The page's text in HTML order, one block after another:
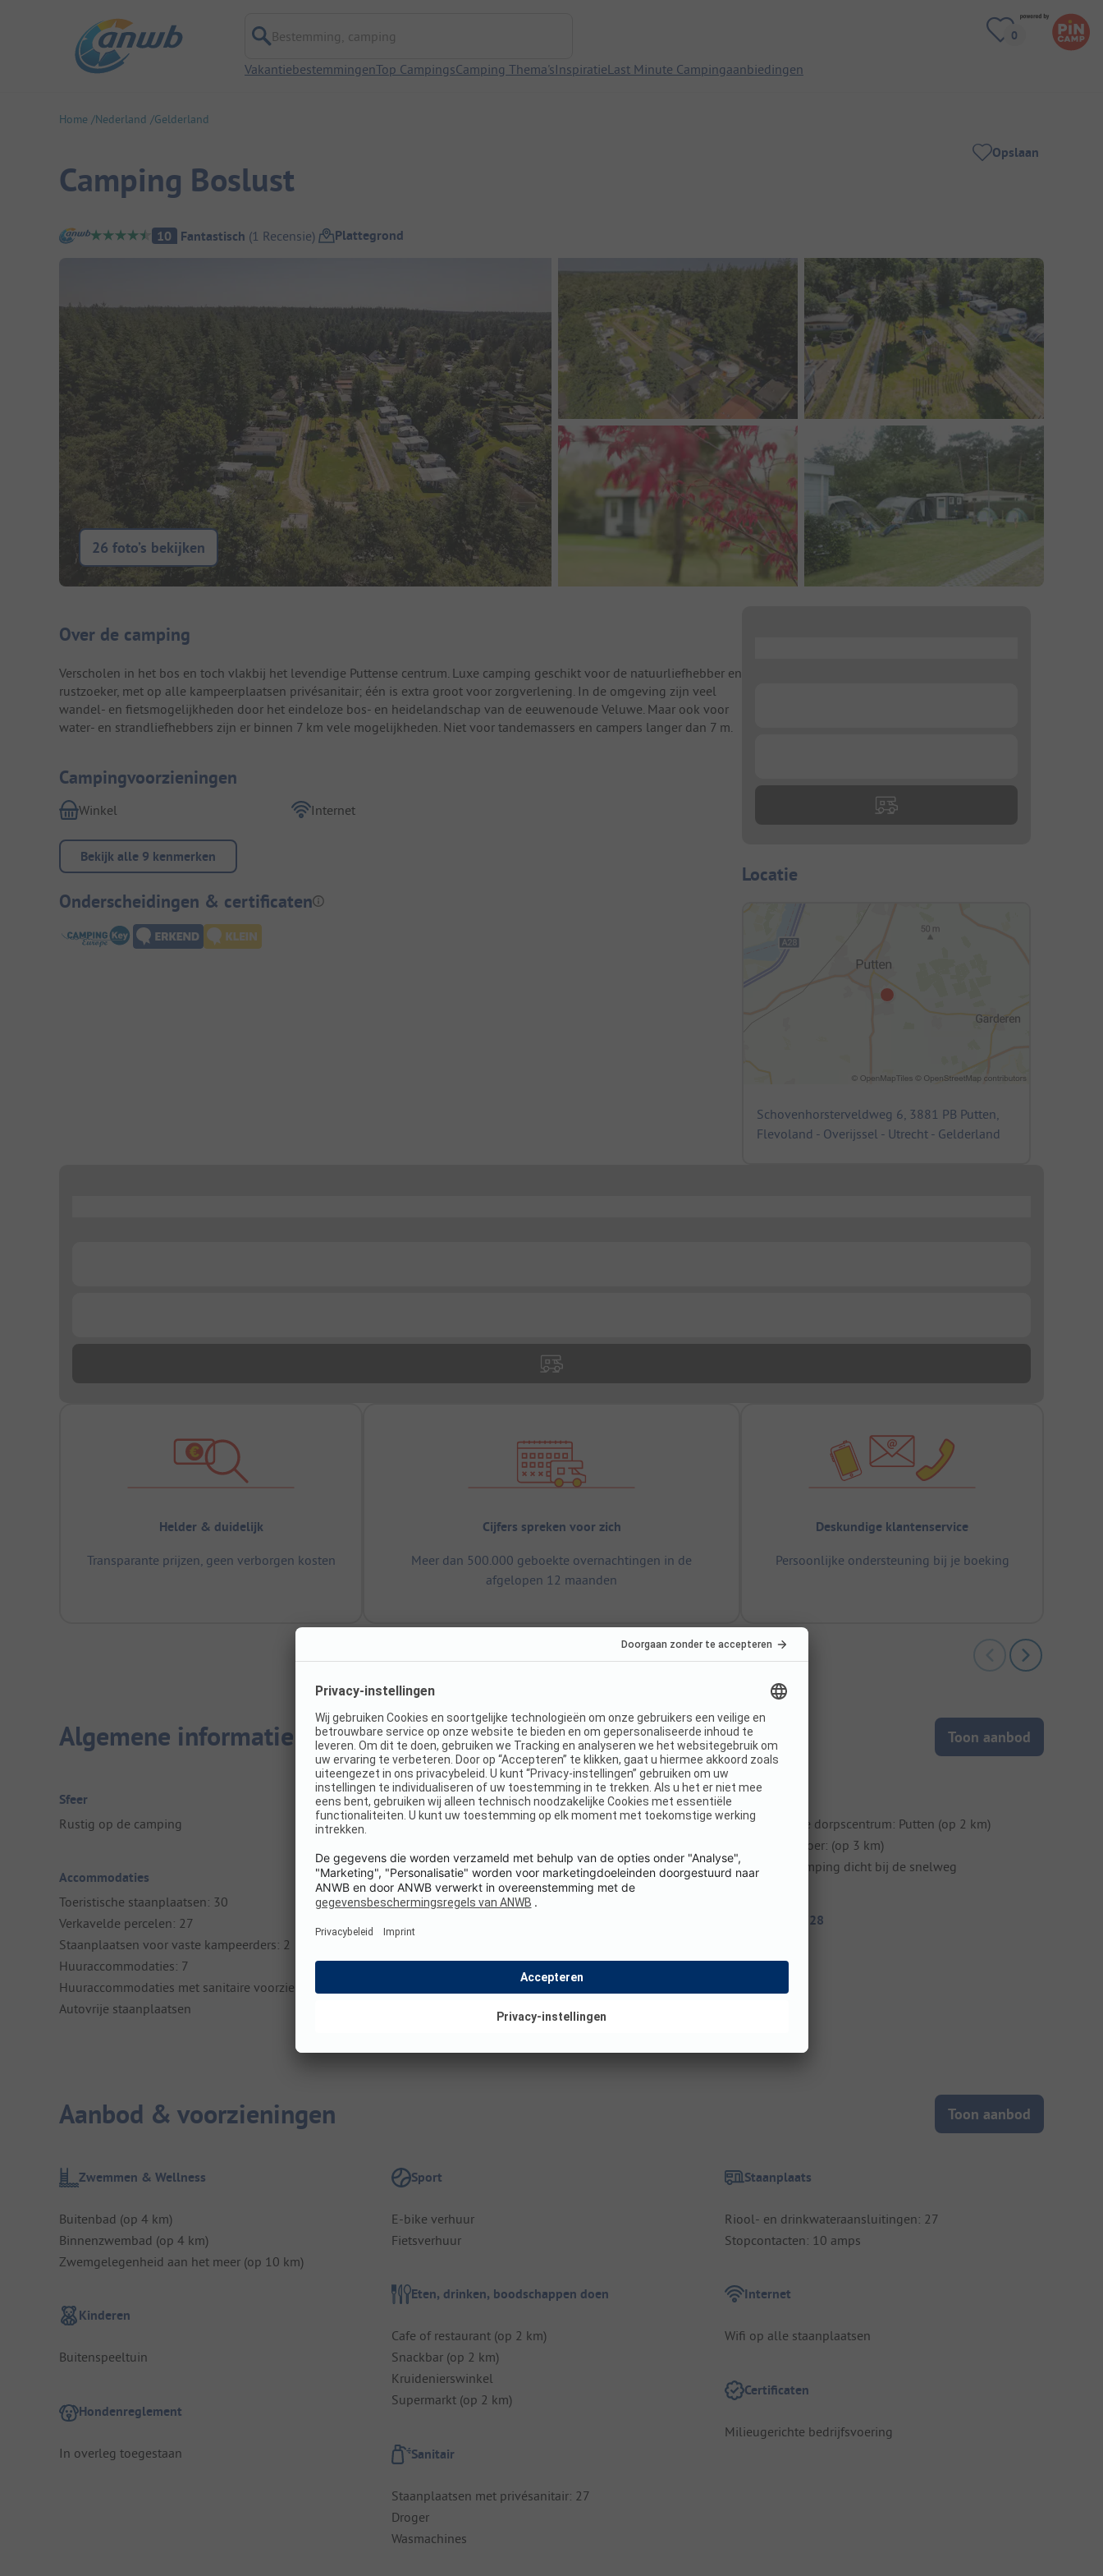
Bestemming, camping
VakantiebestemmingenTop CampingsCamping Thema'sInspiratieLast Minute Campingaanbiedingen
Home Nederland Gelderland
Camping Boslust
Opslaan
Camping overzicht
10 Fantastisch (1 Recensie) Plattegrond
26 foto’s bekijken
Camping introductie
Over de camping
Verscholen in het bos en toch vlakbij het levendige Puttense centrum. Luxe camping geschikt voor de natuurliefhebber en
rustzoeker, met op alle kampeerplaatsen privésanitair; één is extra groot voor zorgverlening. In de omgeving zijn veel
wandel- en fietsmogelijkheden door het eindeloze bos- en heidelandschap van de eeuwenoude Veluwe. Maar ook voor
water- en strandliefhebbers zijn er binnen 7 km vele mogelijkheden. Niet voor tandemassers en campers langer dan 7 m.
Campingvoorzieningen
Winkel Internet
Bekijk alle 9 kenmerken
Onderscheidingen & certificaten
Locatie
Schovenhorsterveldweg 6, 3881 PB Putten,
Flevoland - Overijssel - Utrecht - Gelderland
Helder & duidelijk
Transparante prijzen, geen verborgen kosten
Cijfers spreken voor zich
Meer dan 500.000 geboekte overnachtingen in de
afgelopen 12 maanden
Deskundige klantenservice
Persoonlijke ondersteuning bij je boeking
Algemene informatie Toon aanbod
Sfeer
Rustig op de camping
Accommodaties
Toeristische staanplaatsen: 30
Verkavelde percelen: 27
Staanplaatsen voor vaste kampeerders: 2
Huuraccommodaties: 7
Huuraccommodaties met sanitaire voorzieningen: 7
Autovrije staanplaatsen
Verblijf
Openingsperiode: 01-03 - 23-10
Spaans
Totale oppervlakte camping: 1 ha
Staanplaatsgrootte: 100 - 120 m²
Omgeving
Dichtstbijzijnde dorpscentrum: Putten (op 2 km)
Openbaar vervoer: (op 3 km)
Verbinding: camping dicht bij de snelweg
Sitecode: 100728
Aanbod & voorzieningen Toon aanbod
Zwemmen & Wellness
Buitenbad (op 4 km)
Binnenzwembad (op 4 km)
Zwemgelegenheid aan het meer (op 10 km)
Kinderen
Buitenspeeltuin
Hondenreglement
In overleg toegestaan
Sport
E-bike verhuur
Fietsverhuur
Eten, drinken, boodschappen doen
Cafe of restaurant (op 2 km)
Snackbar (op 2 km)
Kruidenierswinkel
Supermarkt (op 2 km)
Sanitair
Staanplaatsen met privésanitair: 27
Droger
Wasmachines
Staanplaats
Riool- en drinkwateraansluitingen: 27
Stopcontacten: 10 amps
Internet
Wifi op alle staanplaatsen
Certificaten
Milieugerichte bedrijfsvoering